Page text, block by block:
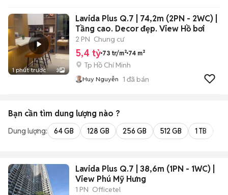
1 phút trước 3
Lavida Plus Q.7 | 74,2m (2PN - 2WC) |
Tầng cao. Decor đẹp. View Hồ bơi
2 PN Chung cư
5,4 tỷ 73 tr/m² 74 m²
Tp Hồ Chí Minh
Huy Nguyễn 1 đã bán
Bạn cần tìm dung lượng nào ?
Dung lượng: 64 GB 128 GB 256 GB 512 GB 1 TB
Lavida Plus Q.7 | 38,6m (1PN - 1WC) |
View Phú Mỹ Hưng
1 PN Officetel